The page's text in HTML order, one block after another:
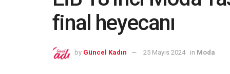
final heyecanı
by Güncel Kadın 25 Mayıs 2024 in Moda